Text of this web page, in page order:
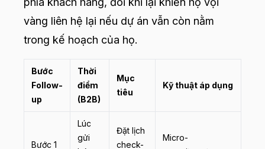
vàng liên hệ lại nếu dự án vẫn còn nằm
trong kế hoạch của họ.
Bước
Follow-
up
Thời
điểm
(B2B)
Mục
tiêu
Kỹ thuật áp dụng
Bước 1
Lúc
gửi
Đặt lịch
check-
Micro-